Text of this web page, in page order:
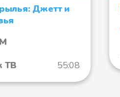
Джетт и
ТВ
55:08